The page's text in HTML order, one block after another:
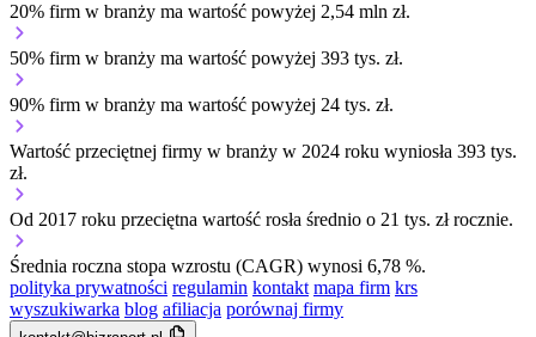
20% firm w branży ma wartość powyżej 2,54 mln zł.
50% firm w branży ma wartość powyżej 393 tys. zł.
90% firm w branży ma wartość powyżej 24 tys. zł.
Wartość przeciętnej firmy w branży w 2024 roku wyniosła 393 tys.
zł.
Od 2017 roku przeciętna wartość rosła średnio o 21 tys. zł rocznie.
Średnia roczna stopa wzrostu (CAGR) wynosi 6,78 %.
polityka prywatności regulamin kontakt mapa firm krs
wyszukiwarka blog afiliacja porównaj firmy